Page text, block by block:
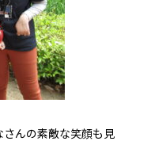
んの素敵な笑顔も見